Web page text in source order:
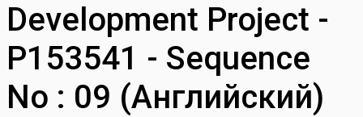
Development Project -
P153541 - Sequence
No : 09 (Английский)